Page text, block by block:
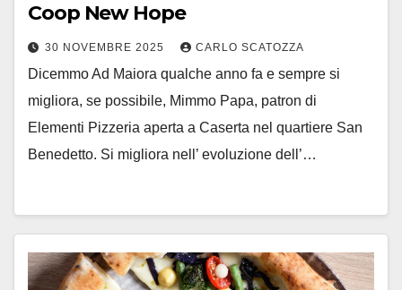
Coop New Hope
30 NOVEMBRE 2025 CARLO SCATOZZA
Dicemmo Ad Maiora qualche anno fa e sempre si
migliora, se possibile, Mimmo Papa, patron di
Elementi Pizzeria aperta a Caserta nel quartiere San
Benedetto. Si migliora nell’ evoluzione dell’…